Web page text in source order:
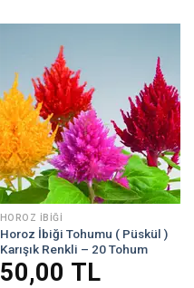
HOROZ İBIĞI
Horoz İbiği Tohumu ( Püskül )
Karışık Renkli – 20 Tohum
50,00 TL